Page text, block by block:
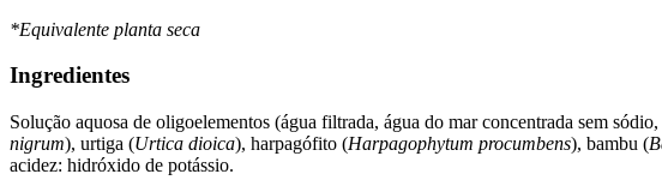
*Equivalente planta seca
Ingredientes
Solução aquosa de oligoelementos (água filtrada, água do mar concentrada sem
nigrum), urtiga (Urtica dioica), harpagófito (Harpagophytum procumbens), bambu (
acidez: hidróxido de potássio.